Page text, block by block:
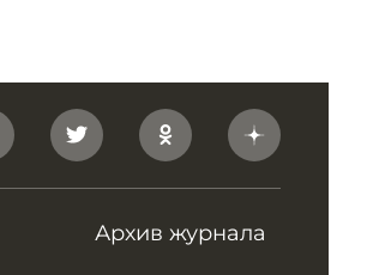
Архив журнала